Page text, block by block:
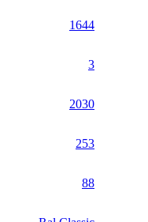
1644
3
2030
253
88